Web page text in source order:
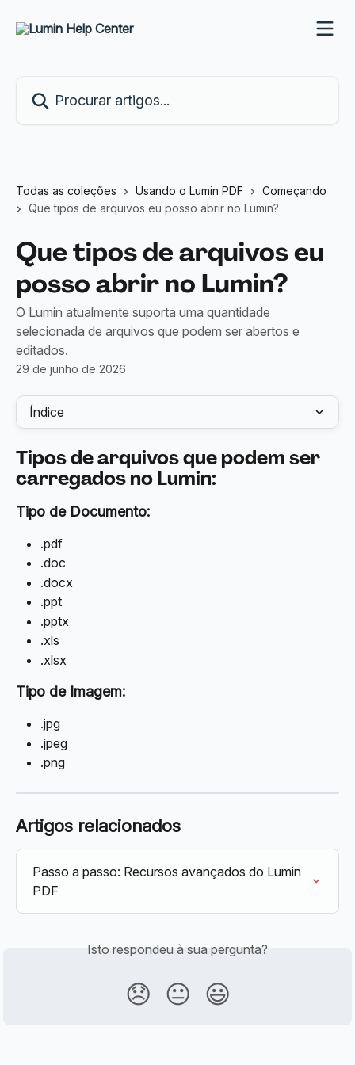
Todas as coleções Usando o Lumin PDF
Começando
Que tipos de arquivos eu posso abrir no Lumin?
Que tipos de arquivos eu
posso abrir no Lumin?
O Lumin atualmente suporta uma quantidade
selecionada de arquivos que podem ser abertos e
editados.
29 de junho de 2026
Índice
Tipos de arquivos que podem ser
carregados no Lumin:
Tipo de Documento:
.pdf
.doc
.docx
.ppt
.pptx
.xls
.xlsx
Tipo de Imagem:
.jpg
.jpeg
.png
Artigos relacionados
Passo a passo: Recursos avançados do Lumin
PDF
Isto respondeu à sua pergunta?
😞 😐 😃